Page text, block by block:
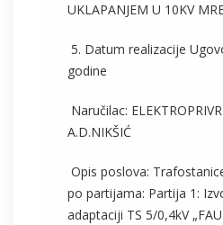
UKLAPANJEM U 10KV
5. Datum realizacije
godine
Naručilac:
A.D.NIKŠIĆ
Opis poslova:
po partijama: Partija 1:
adaptaciji TS 5/0,4kV